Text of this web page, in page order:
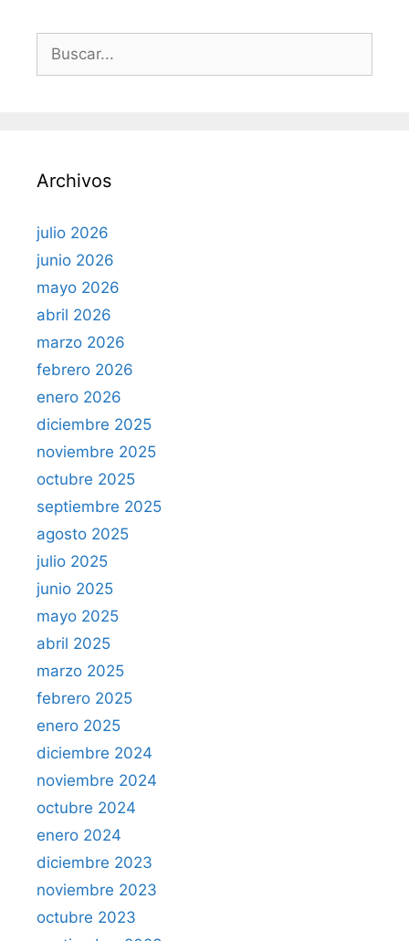
:
Archivos
julio 2026
junio 2026
mayo 2026
abril 2026
marzo 2026
febrero 2026
enero 2026
diciembre 2025
noviembre 2025
octubre 2025
septiembre 2025
agosto 2025
julio 2025
junio 2025
mayo 2025
abril 2025
marzo 2025
febrero 2025
enero 2025
diciembre 2024
noviembre 2024
octubre 2024
enero 2024
diciembre 2023
noviembre 2023
octubre 2023